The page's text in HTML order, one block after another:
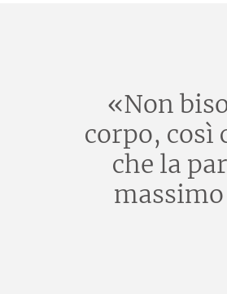
«Non
corpo, così
che la